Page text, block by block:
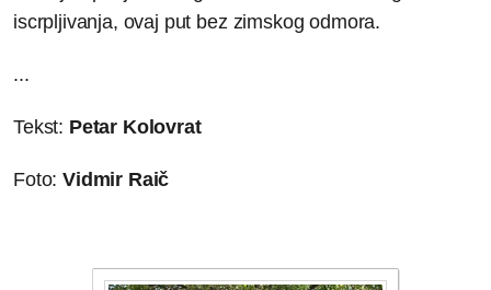
iscrpljivanja, ovaj put bez zimskog odmora.
...
Tekst: Petar Kolovrat
Foto:Vidmir Raič